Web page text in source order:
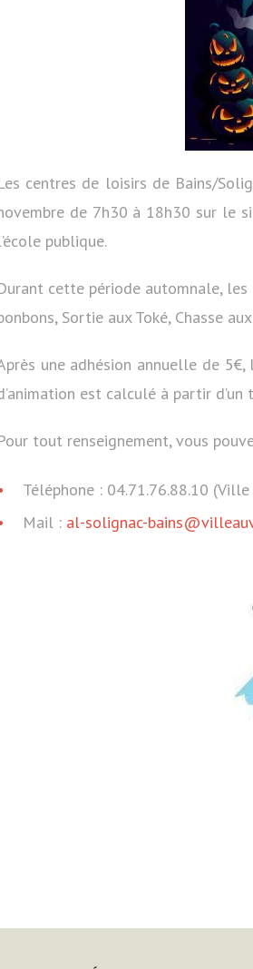
centres de loisirs de Bains/
de 7h30 à 18h30 sur le
publique.
cette période automnale, les
Sortie aux Toké, Chasse
une adhésion annuelle de
est calculé à partir
tout renseignement, vous
Téléphone : 04.71.76.88.10
Mail : al-solignac-